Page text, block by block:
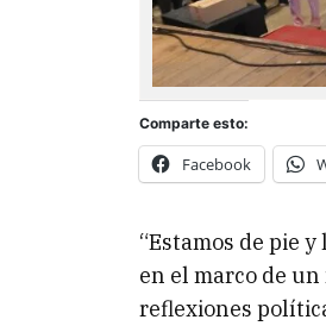
Comparte esto:
Facebook
“Estamos de pie
en el marco de
reflexiones